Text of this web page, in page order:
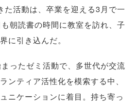
た活動は、卒業を迎える3月で一
朝読書の時間に教室を訪れ、子
に引き込んだ。
ったゼミ活動で、多世代が交流
ンティア活性化を模索する中、
ニケーションに着目。持ち寄っ